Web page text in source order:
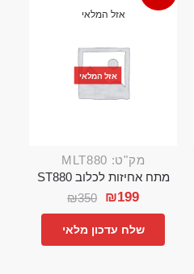
אזל המלאי
אזל המלאי
מק"ט: MLT880
מתח אחיזות לכלוב ST880
₪350 ₪199
שלח עדכון מלאי